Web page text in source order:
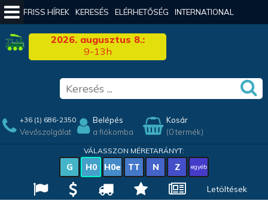
FRISS HÍREK KERESÉS ELÉRHETŐSÉG INTERNATIONAL
2026. augusztus 8.:
9-13h
+36 (1) 686-2350
Vevőszolgálat
Belépés
a fiókomba
Kosár
(0 termék)
VÁLASSZON MÉRETARÁNYT:
G H0 H0e TT N Z egyéb
Letöltések